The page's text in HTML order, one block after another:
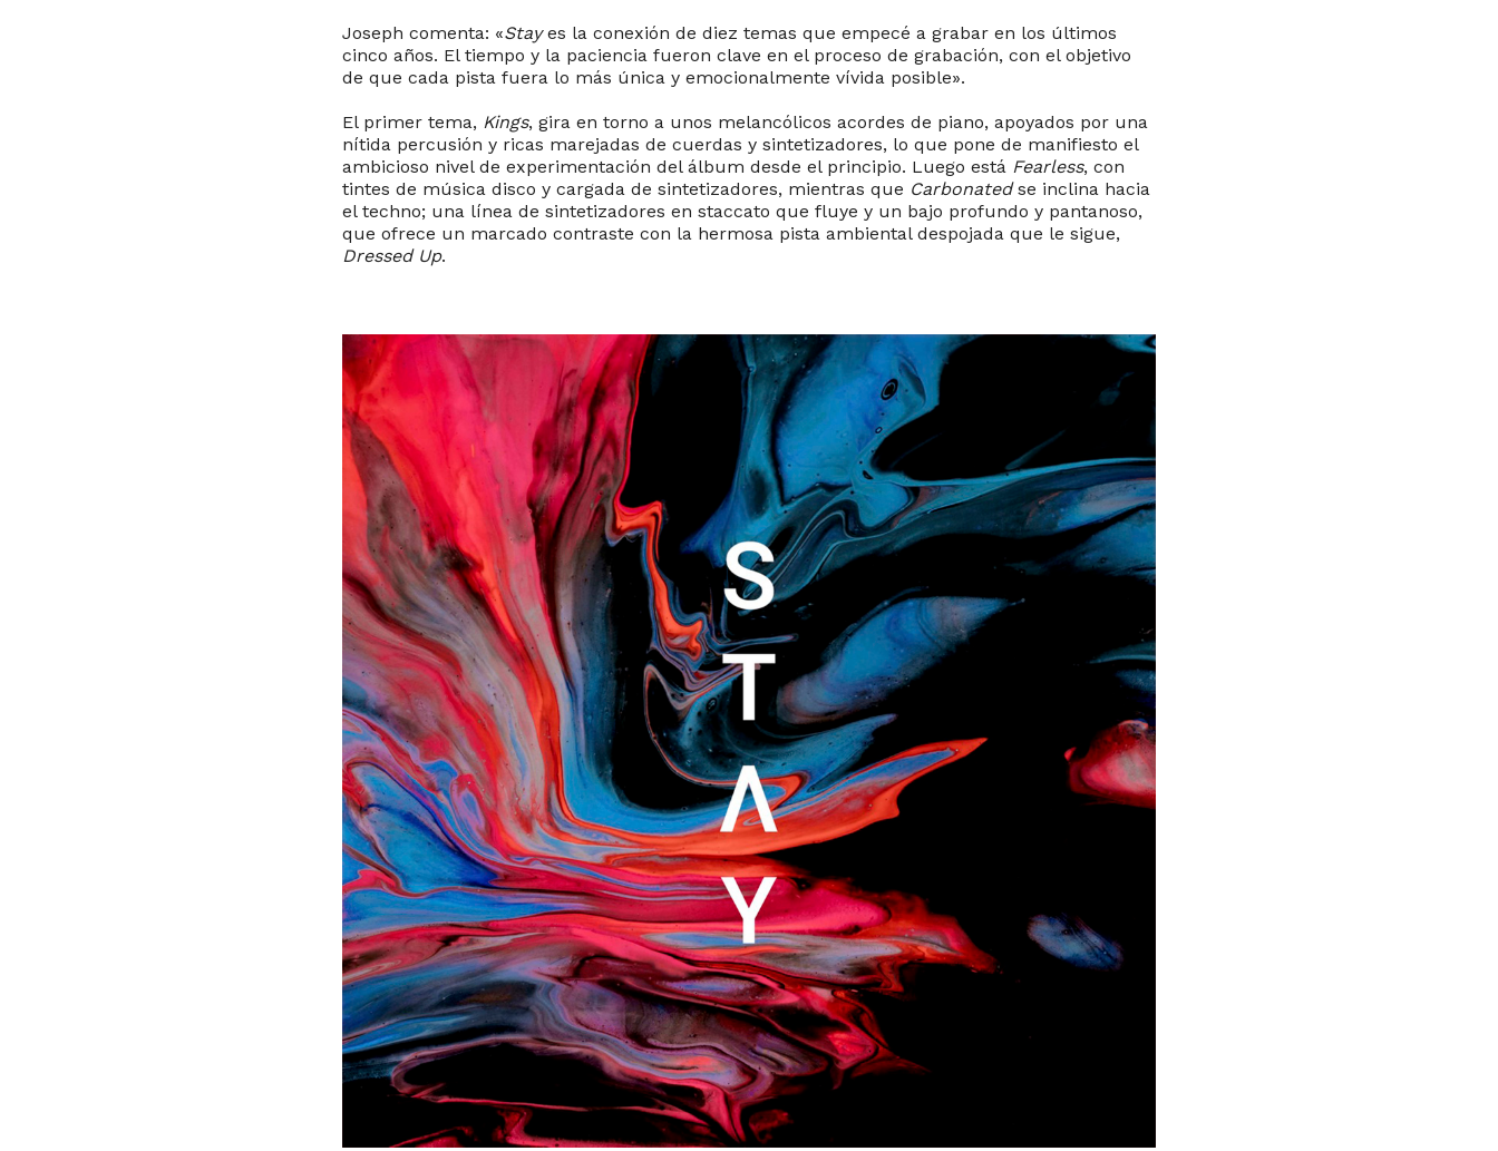
Joseph comenta: «Stayes la conexión de diez temas que empecé a grabar en los últimos
cinco años. El tiempo y la paciencia fueron clave en el proceso de grabación, con el objetivo
de que cada pista fuera lo más única y emocionalmente vívida posible».
El primer tema, Kings, gira en torno a unos melancólicos acordes de piano, apoyados por una
nítida percusión y ricas marejadas de cuerdas y sintetizadores, lo que pone de manifiesto el
ambicioso nivel de experimentación del álbum desde el principio. Luego está Fearless, con
tintes de música disco y cargada de sintetizadores, mientras que Carbonatedse inclina hacia
el techno; una línea de sintetizadores en staccato que fluye y un bajo profundo y pantanoso,
que ofrece un marcado contraste con la hermosa pista ambiental despojada que le sigue,
Dressed Up.